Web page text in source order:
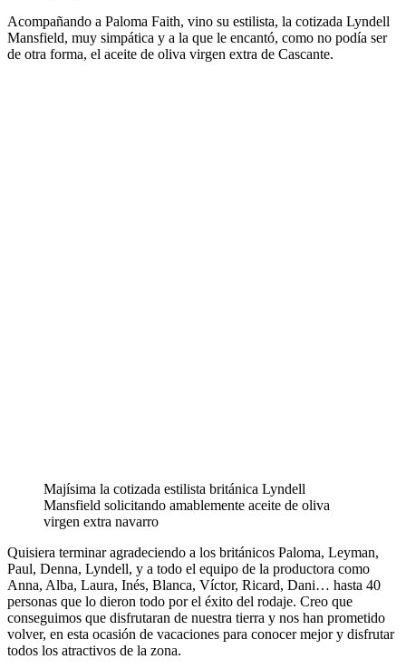
Acompañando a Paloma Faith, vino su estilista, la cotizada Lyndell
Mansfield, muy simpática y a la que le encantó, como no podía ser
de otra forma, el aceite de oliva virgen extra de Cascante.
Majísima la cotizada estilista británica Lyndell
Mansfield solicitando amablemente aceite de oliva
virgen extra navarro
Quisiera terminar agradeciendo a los británicos Paloma, Leyman,
Paul, Denna, Lyndell, y a todo el equipo de la productora como
Anna, Alba, Laura, Inés, Blanca, Víctor, Ricard, Dani… hasta 40
personas que lo dieron todo por el éxito del rodaje. Creo que
conseguimos que disfrutaran de nuestra tierra y nos han prometido
volver, en esta ocasión de vacaciones para conocer mejor y disfrutar
todos los atractivos de la zona.